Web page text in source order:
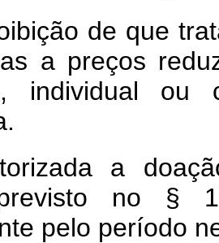
de que
a preços
individual
a
no §
pelo período